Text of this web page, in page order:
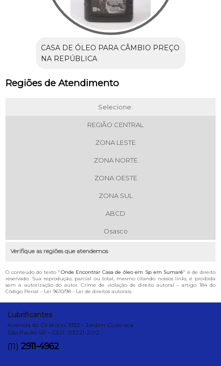
CASA DE ÓLEO PARA CÂMBIO PREÇO
NA REPÚBLICA
Regiões de Atendimento
Selecione:
REGIÃO CENTRAL
ZONA LESTE
ZONA NORTE
ZONA OESTE
ZONA SUL
ABCD
Osasco
Verifique as regiões que atendemos
O conteúdo do texto "Onde Encontrar Casa de óleo em Sp em Sumaré" é de direito
reservado. Sua reprodução, parcial ou total, mesmo citando nossos links, é proibida
sem a autorização do autor. Crime de violação de direito autoral – artigo 184 do
Código Penal – Lei 9610/98 - Lei de direitos autorais.
Lubrificantes
Avenida do Oratório, 3153 - Jardim Guairaca
São Paulo-SP - CEP: 03221-200
(11) 2911-4962